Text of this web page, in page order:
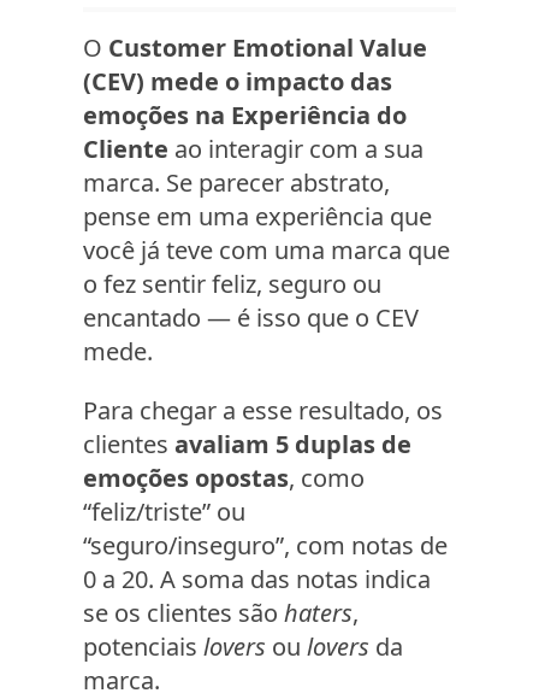
O Customer Emotional Value
(CEV) mede o impacto das
emoções na Experiência do
Cliente ao interagir com a sua
marca. Se parecer abstrato,
pense em uma experiência que
você já teve com uma marca que
o fez sentir feliz, seguro ou
encantado — é isso que o CEV
mede.
Para chegar a esse resultado, os
clientes avaliam 5 duplas de
emoções opostas, como
“feliz/triste” ou
“seguro/inseguro”, com notas de
0 a 20. A soma das notas indica
se os clientes são haters,
potenciais lovers ou lovers da
marca.